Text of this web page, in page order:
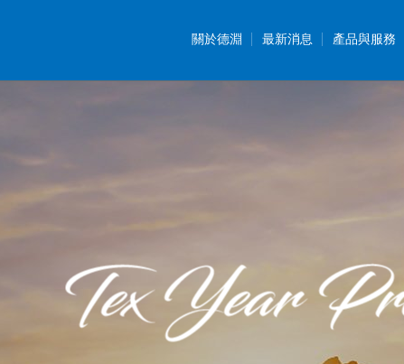
關於德淵 最新消息 產品與服務